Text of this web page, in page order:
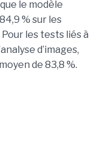
le modèle
% sur les
les tests liés à
d’images,
de 83,8 %.